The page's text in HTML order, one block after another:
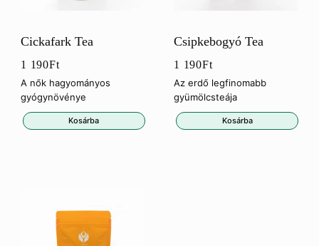
Cickafark Tea
1 190Ft
A nők hagyományos
gyógynövénye
Kosárba
Csipkebogyó Tea
1 190Ft
Az erdő legfinomabb
gyümölcsteája
Kosárba